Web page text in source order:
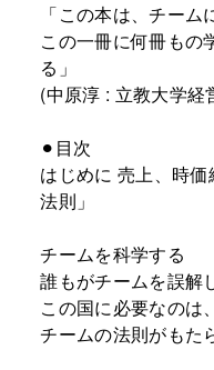
「この本は、チーム
この一冊に何冊もの
る」
(中原淳 : 立教大学経
⚫︎目次
はじめに 売上、時
法則」
チームを科学する
誰もがチームを誤解
この国に必要なのは
チームの法則がもた